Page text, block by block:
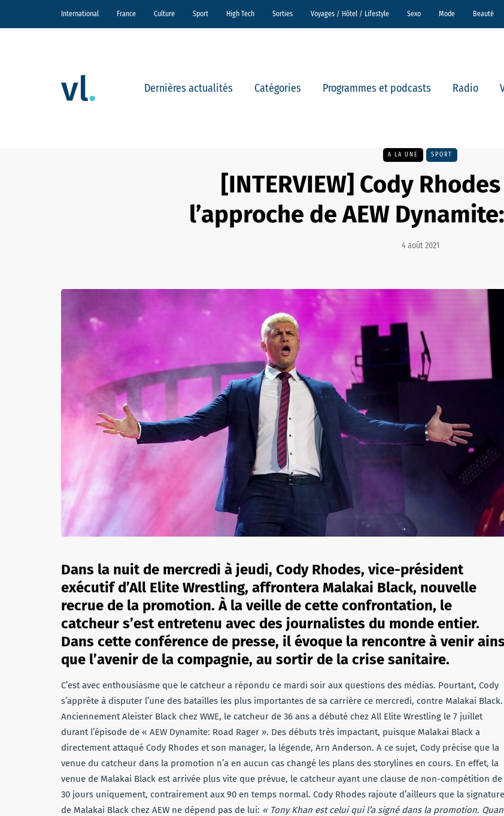
International France Culture Sport High Tech Sorties Voyages / Hôtel / Lifestyle Sexo Mode Beauté
Dernières actualités Catégories Programmes et podcasts Radio
A LA UNE SPORT
[INTERVIEW] Cody
l’approche de AEW
4 août 2021
Dans la nuit de mercredi à jeudi, Cody Rhodes, vice-président
exécutif d’All Elite Wrestling, affrontera Malakai Black, nouvelle
recrue de la promotion. À la veille de cette confrontation, le
catcheur s’est entretenu avec des journalistes du monde entier.
Dans cette conférence de presse, il évoque la rencontre à venir
que l’avenir de la compagnie, au sortir de la crise sanitaire.
C’est avec enthousiasme que le catcheur a répondu ce mardi soir aux questions des médias. Pourtant, Cody
s’apprête à disputer l’une des batailles les plus importantes de sa carrière ce mercredi, contre Malakai Black.
Anciennement Aleister Black chez WWE, le catcheur de 36 ans a débuté chez All Elite Wrestling le 7 juillet
durant l’épisode de « AEW Dynamite: Road Rager ». Des débuts très impactant, puisque Malakai Black a
directement attaqué Cody Rhodes et son manager, la légende, Arn Anderson. A ce sujet, Cody précise que la
venue du catcheur dans la promotion n’a en aucun cas changé les plans des storylines en cours. En effet, la
venue de Malakai Black est arrivée plus vite que prévue, le catcheur ayant une clause de non-compétition de
30 jours uniquement, contrairement aux 90 en temps normal. Cody Rhodes rajoute d’ailleurs que la signature
de Malakai Black chez AEW ne dépend pas de lui: « Tony Khan est celui qui l’a signé dans la promotion.